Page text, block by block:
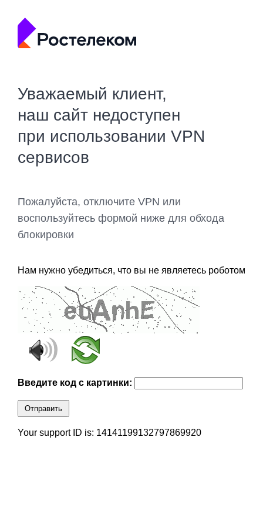
Уважаемый клиент,
наш сайт недоступен
при использовании VPN
сервисов
Пожалуйста, отключите VPN или
воспользуйтесь формой ниже для обхода
блокировки
Нам нужно убедиться, что вы не являетесь роботом
Введите код с картинки:
Отправить
Your support ID is: 14141199132797869920